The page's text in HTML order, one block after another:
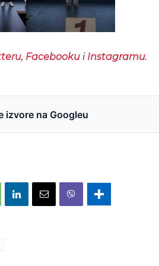
, Facebookui Instagramu.
izvore na Googleu